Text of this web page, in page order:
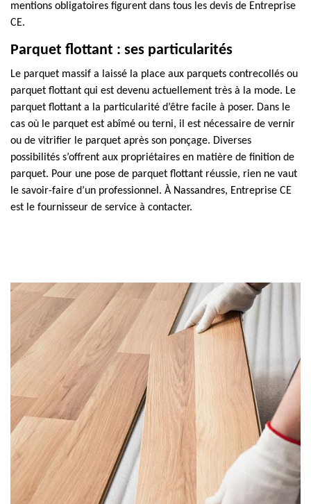
mentions obligatoires figurent dans tous les devis de Entreprise
CE.
Parquet flottant : ses particularités
Le parquet massif a laissé la place aux parquets contrecollés ou
parquet flottant qui est devenu actuellement très à la mode. Le
parquet flottant a la particularité d’être facile à poser. Dans le
cas où le parquet est abîmé ou terni, il est nécessaire de vernir
ou de vitrifier le parquet après son ponçage. Diverses
possibilités s’offrent aux propriétaires en matière de finition de
parquet. Pour une pose de parquet flottant réussie, rien ne vaut
le savoir-faire d’un professionnel. À Nassandres, Entreprise CE
est le fournisseur de service à contacter.